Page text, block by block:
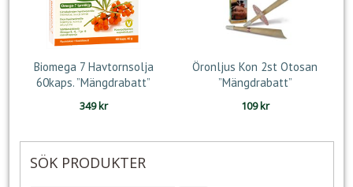
Biomega 7 Havtornsolja
60kaps. ”Mängdrabatt”
349kr
Öronljus Kon 2st Otosan
”Mängdrabatt”
109kr
SÖK PRODUKTER